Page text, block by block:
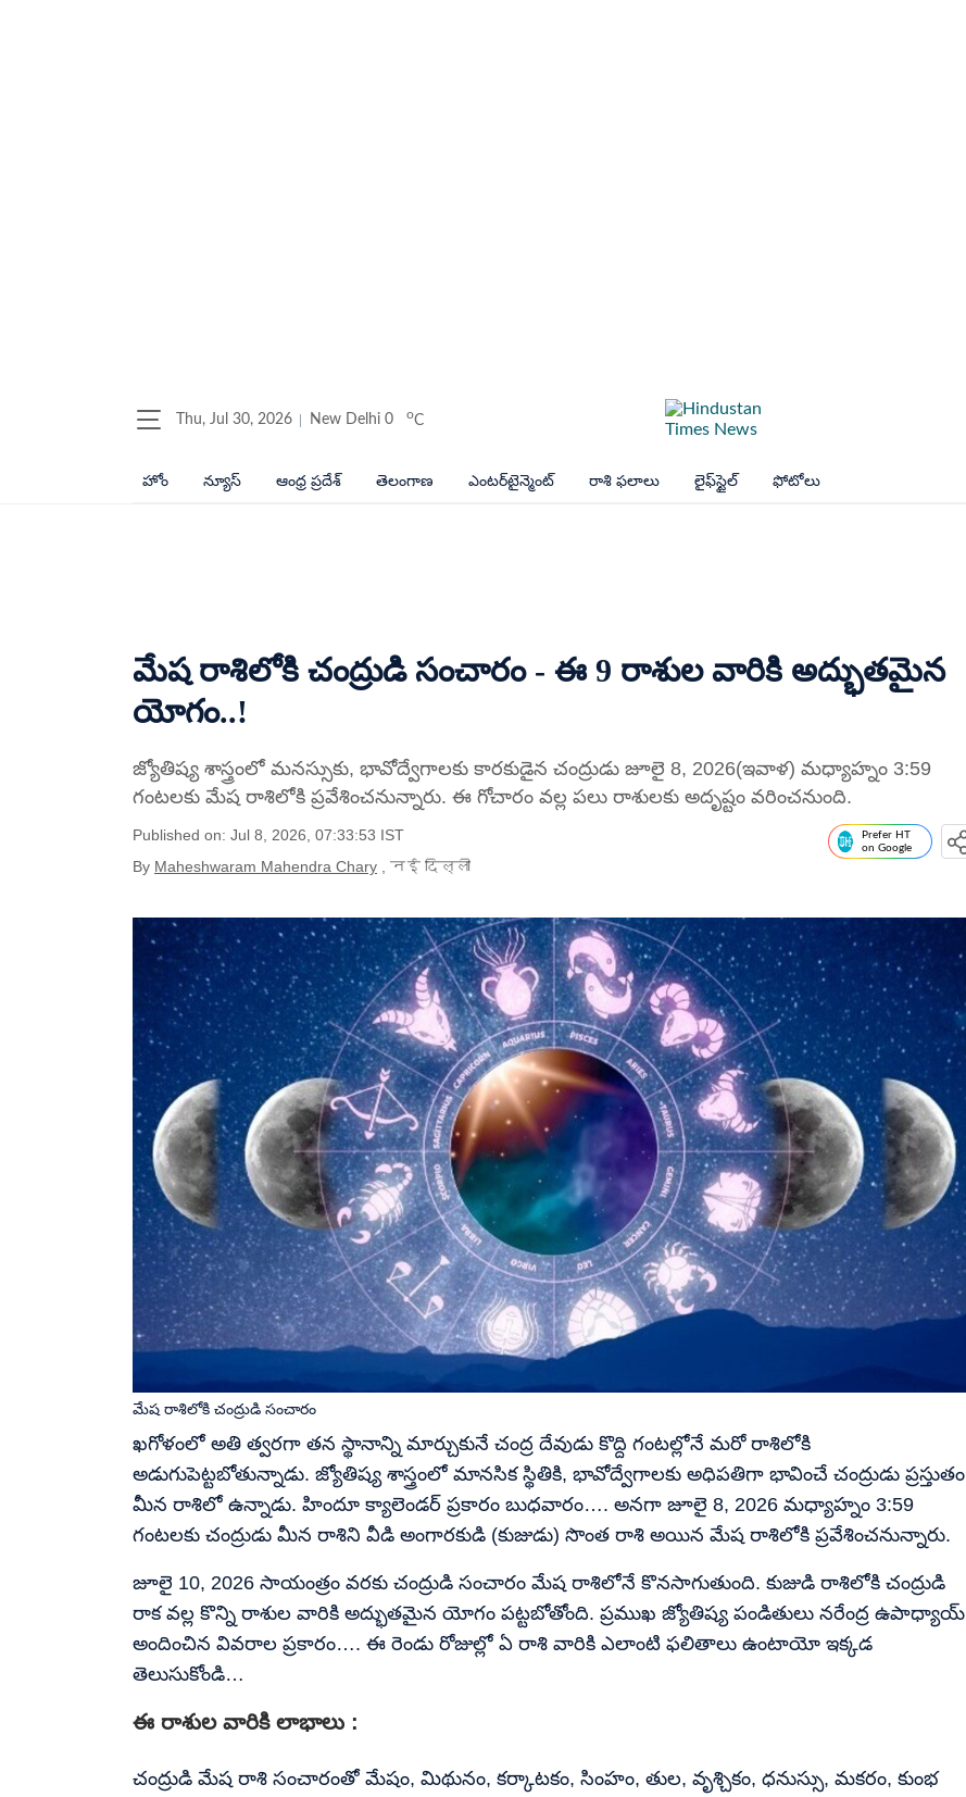
Thu, Jul 30, 2026 New Delhi 0 oC
హోం న్యూస్ ఆంధ్ర ప్రదేశ్ తెలంగాణ ఎంటర్‌టైన్మెంట్ రాశి ఫలాలు లైఫ్‌స్టైల్ ఫోటోలు
మేష రాశిలోకి చంద్రుడి సంచారం - ఈ 9 రాశుల వారికి అద్భుతమైన
యోగం..!
జ్యోతిష్య శాస్త్రంలో మనస్సుకు, భావోద్వేగాలకు కారకుడైన చంద్రుడు జూలై 8, 2026(ఇవాళ) మధ్యాహ్నం 3:59
గంటలకు మేష రాశిలోకి ప్రవేశించనున్నారు. ఈ గోచారం వల్ల పలు రాశులకు అదృష్టం వరించనుంది.
Published on: Jul 8, 2026, 07:33:53 IST
By Maheshwaram Mahendra Chary , नई दिल्ली
Prefer HT
on Google
ఖగోళంలో అతి త్వరగా తన స్థానాన్ని మార్చుకునే చంద్ర దేవుడు కొద్ది గంటల్లోనే మరో రాశిలోకి
అడుగుపెట్టబోతున్నాడు. జ్యోతిష్య శాస్త్రంలో మానసిక స్థితికి, భావోద్వేగాలకు అధిపతిగా భావించే చంద్రుడు ప్రస్తుతం
మీన రాశిలో ఉన్నాడు. హిందూ క్యాలెండర్ ప్రకారం బుధవారం…. అనగా జూలై 8, 2026 మధ్యాహ్నం 3:59
గంటలకు చంద్రుడు మీన రాశిని వీడి అంగారకుడి (కుజుడు) సొంత రాశి అయిన మేష రాశిలోకి ప్రవేశించనున్నారు.
మేష రాశిలోకి చంద్రుడి సంచారం
జూలై 10, 2026 సాయంత్రం వరకు చంద్రుడి సంచారం మేష రాశిలోనే కొనసాగుతుంది. కుజుడి రాశిలోకి చంద్రుడి
రాక వల్ల కొన్ని రాశుల వారికి అద్భుతమైన యోగం పట్టబోతోంది. ప్రముఖ జ్యోతిష్య పండితులు నరేంద్ర ఉపాధ్యాయ్
అందించిన వివరాల ప్రకారం…. ఈ రెండు రోజుల్లో ఏ రాశి వారికి ఎలాంటి ఫలితాలు ఉంటాయో ఇక్కడ
తెలుసుకోండి…
ఈ రాశుల వారికి లాభాలు :
చంద్రుడి మేష రాశి సంచారంతో మేషం, మిథునం, కర్కాటకం, సింహం, తుల, వృశ్చికం, ధనుస్సు, మకరం, కుంభ